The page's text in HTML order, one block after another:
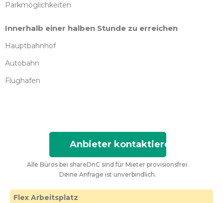
Parkmöglichkeiten
Innerhalb einer halben Stunde zu erreichen
Hauptbahnhof
Autobahn
Flughafen
Anbieter kontaktieren
Alle Büros bei shareDnC sind für Mieter provisionsfrei.
Deine Anfrage ist unverbindlich.
Flex Arbeitsplatz